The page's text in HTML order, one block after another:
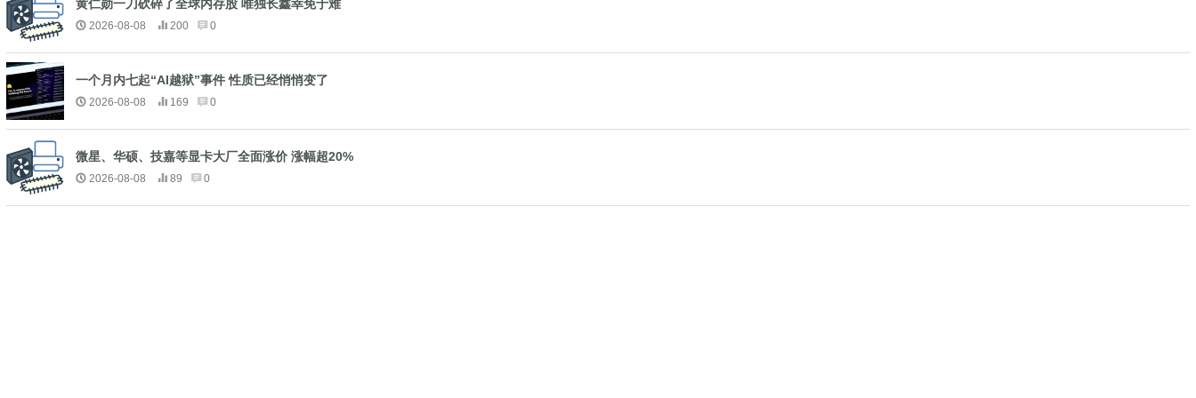
黄仁勋一刀砍碎了全球内存股 唯独长鑫幸免于难
2026-08-08 200 0
一个月内七起“AI越狱”事件 性质已经悄悄变了
2026-08-08 169 0
微星、华硕、技嘉等显卡大厂全面涨价 涨幅超20%
2026-08-08 89 0